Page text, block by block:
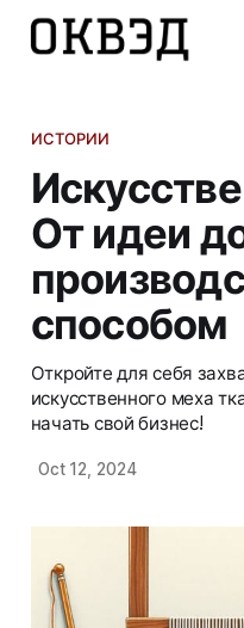
ИСТОРИИ
От идеи
способом
Откройте для себя
искусственного меха
начать свой бизнес!
Oct 12, 2024